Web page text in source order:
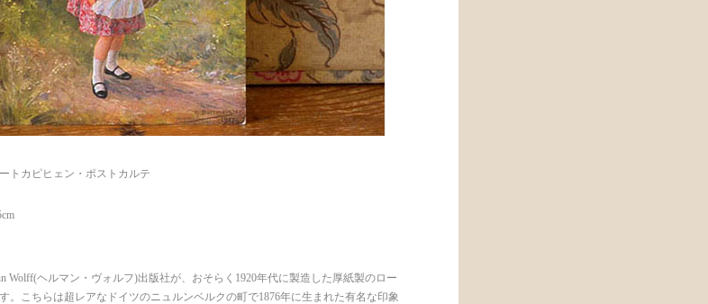
トカピヒェン・ポストカルテ
Wolff(ヘルマン・ヴォルフ)出版社が、おそらく1920年代に製造した厚紙製のロー
。こちらは超レアなドイツのニュルンベルクの町で1876年に生まれた有名な印象